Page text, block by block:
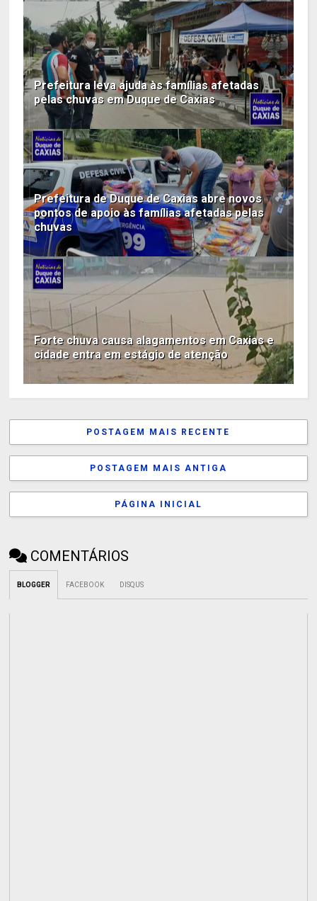
Prefeitura leva ajuda às famílias afetadas
pelas chuvas em Duque de Caxias
Prefeitura de Duque de Caxias abre novos
pontos de apoio às famílias afetadas pelas
chuvas
Forte chuva causa alagamentos em Caxias e
cidade entra em estágio de atenção
POSTAGEM MAIS RECENTE
POSTAGEM MAIS ANTIGA
PÁGINA INICIAL
COMENTÁRIOS
BLOGGER FACEBOOK DISQUS